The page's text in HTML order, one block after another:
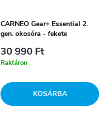
CARNEO Gear+ Essential 2.
gen. okosóra - fekete
30 990 Ft
Raktáron
KOSÁRBA